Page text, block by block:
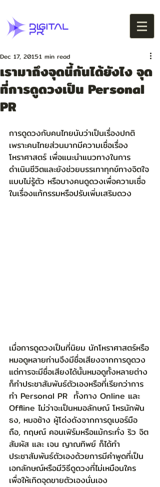
เรามาถึงจุดนี้กันได้ยังไง จุด
ที่การดูดวงเป็น Personal
PR
Dec 17, 20151 min read
การดูดวงกับคนไทยนับว่าเป็นเรื่องปกติ
เพราะคนไทยส่วนมากมีความเชื่อเรื่อง
โหราศาสตร์ เพื่อแนะนำแนวทางในการ
ดำเนินชีวิตและยังช่วยบรรเทาทุกข์ทางจิตใจ
แบบไม่รู้ตัว หรือบางคนดูดวงเพื่อความเชื่อ
ในเรื่องแก้กรรมหรือปรับเพิ่มเสริมดวง
เมื่อการดูดวงเป็นที่นิยม นักโหราศาสตร์หรือ
หมอดูหลายท่านจึงมีชื่อเสียงจากการดูดวง
แต่การจะมีชื่อเสียงได้นั้นหมอดูทั้งหลายต่าง
ก็ทำประชาสัมพันธ์ตัวเองหรือที่เรียกว่าการ
ทำ Personal PR  ทั้งทาง Online และ
Offline ไม่ว่าจะเป็นหมอลักษณ์ โหรนักฟัน
ธง, หมอช้าง ผู้โด่งดังจากการดูเบอร์มือ
ถือ, กฤษณ์ คอนเฟิร์มหรือแม้กระทั่ง ริว จิต
สัมผัส และ เจน ญาณทิพย์ ก็ได้ทำ
ประชาสัมพันธ์ตัวเองด้วยการมีคำพูดที่เป็น
เอกลักษณ์หรือมีวิธีดูดวงที่ไม่เหมือนใคร
เพื่อให้เกิดจุดขายตัวเองนั่นเอง